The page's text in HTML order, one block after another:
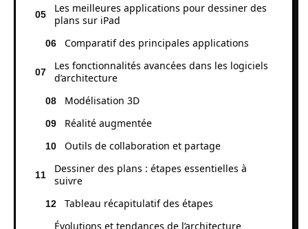
Les meilleures applications pour dessiner des
plans sur iPad
Comparatif des principales applications
Les fonctionnalités avancées dans les logiciels
d’architecture
Modélisation 3D
Réalité augmentée
Outils de collaboration et partage
Dessiner des plans : étapes essentielles à
suivre
Tableau récapitulatif des étapes
Évolutions et tendances de l’architecture